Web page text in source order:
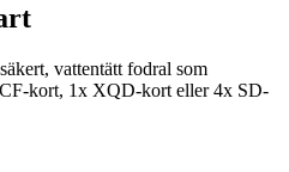
vattentätt fodral som
kort, 1x XQD-kort eller 4x SD-